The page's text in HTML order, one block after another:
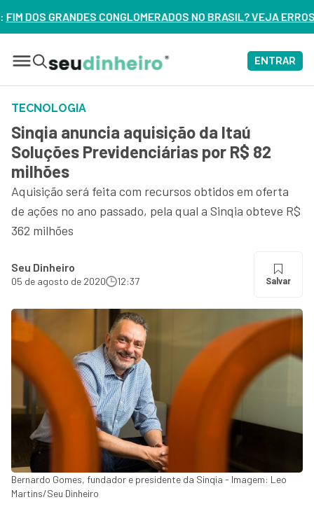
NO BRASIL? VEJA ERROS DE 3 DELES – ASSISTA
ENTRAR
TECNOLOGIA
Sinqia anuncia aquisição da Itaú
Soluções Previdenciárias por R$ 82
milhões
Aquisição será feita com recursos obtidos em oferta
de ações no ano passado, pela qual a Sinqia obteve R$
362 milhões
Seu Dinheiro
05 de agosto de 2020 12:37 Salvar
Bernardo Gomes, fundador e presidente da Sinqia - Imagem: Leo
Martins/Seu Dinheiro